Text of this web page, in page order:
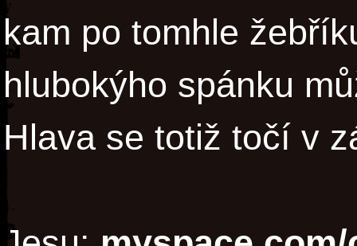
kam po tomhle
hlubokýho spánku
Hlava se totiž točí v